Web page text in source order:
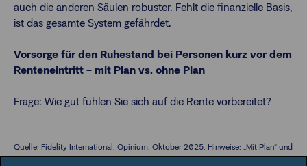
auch die anderen Säulen robuster. Fehlt die finanzielle Basis,
ist das gesamte System gefährdet.
Vorsorge für den Ruhestand bei Personen kurz vor dem
Renteneintritt – mit Plan vs. ohne Plan
Frage: Wie gut fühlen Sie sich auf die Rente vorbereitet?
Quelle: Fidelity International, Opinium, Oktober 2025. Hinweise: „Mit Plan“ und